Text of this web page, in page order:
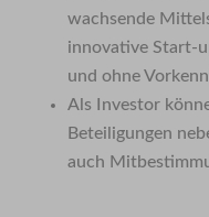
wachsende
innovative Start-
und ohne
Als Investor
Beteiligungen
auch